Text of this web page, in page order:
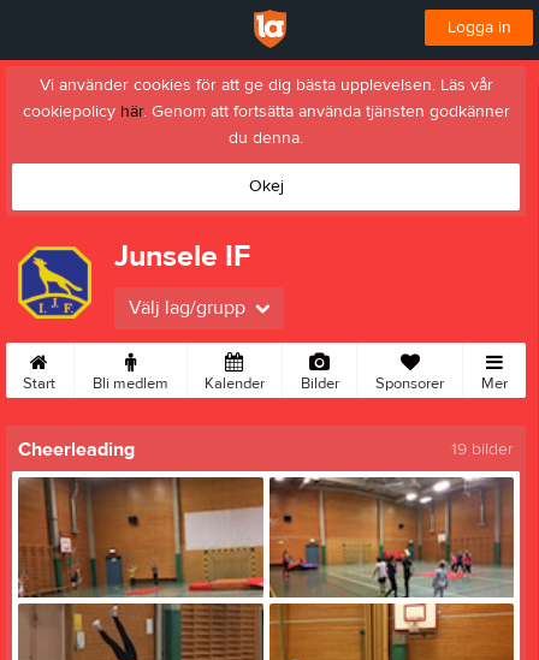
Logga in
Vi använder cookies för att ge dig bästa upplevelsen. Läs vår
cookiepolicy här. Genom att fortsätta använda tjänsten godkänner
du denna.
Okej
Junsele IF
Välj lag/grupp
Start Bli medlem Kalender Bilder Sponsorer Mer
Cheerleading 19 bilder